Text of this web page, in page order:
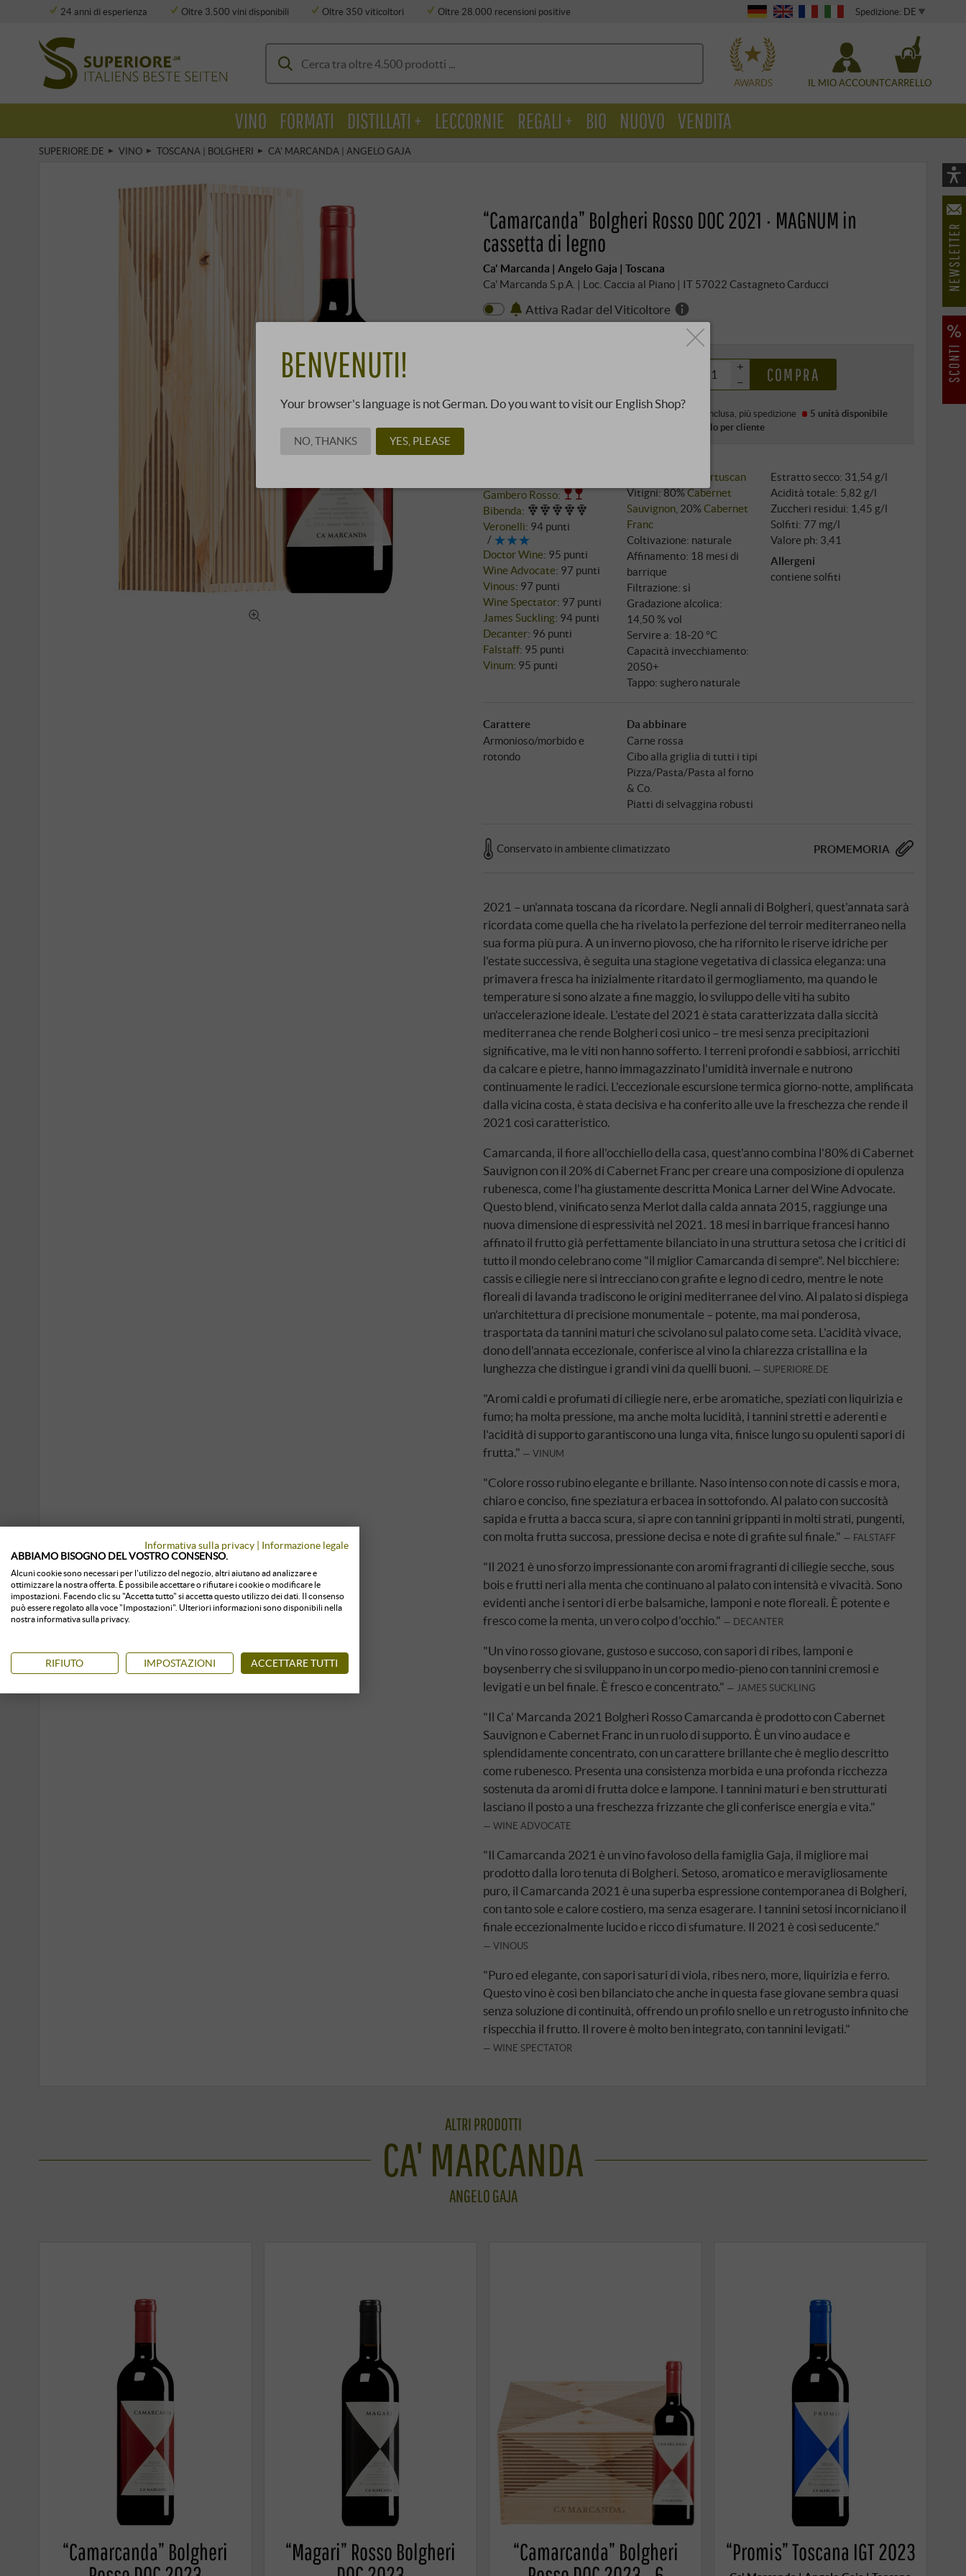
24 anni di esperienza Oltre 3.500 vini disponibili Oltre 350 viticoltori
Oltre 28.000 recensioni positive
WÄHLEN Spedizione: DE
AWARDS IL MIO ACCOUNTCARRELLO
SUPERIORE.DE VINO TOSCANA | BOLGHERI CA' MARCANDA | ANGELO GAJA
“Camarcanda” Bolgheri Rosso DOC 2021 · MAGNUM in
cassetta di legno
Ca' Marcanda | Angelo Gaja | Toscana
Ca' Marcanda S.p.A. | Loc. Caccia al Piano | IT 57022 Castagneto Carducci
Attiva Radar del Viticoltore
+
–
COMPRA
29052821 · 1,5 l · 352,67 €/l· Prezzo (DE) IVA inclusa , più spedizione 5 unità disponibile
Limitato a 1 articolo per cliente
Gambero Rosso:
Bibenda:
Veronelli: 94 punti
Doctor Wine: 95 punti
Wine Advocate: 97 punti
Vinous: 97 punti
Wine Spectator: 97 punti
James Suckling: 94 punti
Decanter: 96 punti
Falstaff: 95 punti
Vinum: 95 punti
Supertuscan
Vitigni: 80%Cabernet
Sauvignon , 20%Cabernet
Franc
Coltivazione: naturale
Affinamento: 18 mesi di
barrique
Filtrazione: sì
Gradazione alcolica:
14,50 % vol
Servire a: 18‑20 °C
Capacità invecchiamento:
2050+
Tappo: sughero naturale
Estratto secco: 31,54 g/l
Acidità totale: 5,82 g/l
Zuccheri residui: 1,45 g/l
Solfiti: 77 mg/l
Valore ph: 3,41
Allergeni
contiene solfiti
Carattere
Armonioso/morbido e
rotondo
Da abbinare
Carne rossa
Cibo alla griglia di tutti i tipi
Pizza/Pasta/Pasta al forno
& Co.
Piatti di selvaggina robusti
Conservato in ambiente climatizzato PROMEMORIA
2021 – un'annata toscana da ricordare. Negli annali di Bolgheri, quest'annata sarà
ricordata come quella che ha rivelato la perfezione del terroir mediterraneo nella
sua forma più pura. A un inverno piovoso, che ha rifornito le riserve idriche per
l'estate successiva, è seguita una stagione vegetativa di classica eleganza: una
primavera fresca ha inizialmente ritardato il germogliamento, ma quando le
temperature si sono alzate a fine maggio, lo sviluppo delle viti ha subito
un'accelerazione ideale. L'estate del 2021 è stata caratterizzata dalla siccità
mediterranea che rende Bolgheri così unico – tre mesi senza precipitazioni
significative, ma le viti non hanno sofferto. I terreni profondi e sabbiosi, arricchiti
da calcare e pietre, hanno immagazzinato l'umidità invernale e nutrono
continuamente le radici. L'eccezionale escursione termica giorno-notte, amplificata
dalla vicina costa, è stata decisiva e ha conferito alle uve la freschezza che rende il
2021 così caratteristico.
Camarcanda, il fiore all'occhiello della casa, quest'anno combina l'80% di Cabernet
Sauvignon con il 20% di Cabernet Franc per creare una composizione di opulenza
rubenesca, come l'ha giustamente descritta Monica Larner del Wine Advocate.
Questo blend, vinificato senza Merlot dalla calda annata 2015, raggiunge una
nuova dimensione di espressività nel 2021. 18 mesi in barrique francesi hanno
affinato il frutto già perfettamente bilanciato in una struttura setosa che i critici di
tutto il mondo celebrano come "il miglior Camarcanda di sempre". Nel bicchiere:
cassis e ciliegie nere si intrecciano con grafite e legno di cedro, mentre le note
floreali di lavanda tradiscono le origini mediterranee del vino. Al palato si dispiega
un'architettura di precisione monumentale – potente, ma mai ponderosa,
trasportata da tannini maturi che scivolano sul palato come seta. L'acidità vivace,
dono dell'annata eccezionale, conferisce al vino la chiarezza cristallina e la
lunghezza che distingue i grandi vini da quelli buoni.
SUPERIORE.DE
"Aromi caldi e profumati di ciliegie nere, erbe aromatiche, speziati con liquirizia e
fumo; ha molta pressione, ma anche molta lucidità, i tannini stretti e aderenti e
l'acidità di supporto garantiscono una lunga vita, finisce lungo su opulenti sapori di
frutta."
VINUM
"Colore rosso rubino elegante e brillante. Naso intenso con note di cassis e mora,
chiaro e conciso, fine speziatura erbacea in sottofondo. Al palato con succosità
sapida e frutta a bacca scura, si apre con tannini grippanti in molti strati, pungenti,
con molta frutta succosa, pressione decisa e note di grafite sul finale."
FALSTAFF
"Il 2021 è uno sforzo impressionante con aromi fragranti di ciliegie secche, sous
bois e frutti neri alla menta che continuano al palato con intensità e vivacità. Sono
evidenti anche i sentori di erbe balsamiche, lamponi e note floreali. È potente e
fresco come la menta, un vero colpo d'occhio."
DECANTER
"Un vino rosso giovane, gustoso e succoso, con sapori di ribes, lamponi e
boysenberry che si sviluppano in un corpo medio-pieno con tannini cremosi e
levigati e un bel finale. È fresco e concentrato."
JAMES SUCKLING
"Il Ca' Marcanda 2021 Bolgheri Rosso Camarcanda è prodotto con Cabernet
Sauvignon e Cabernet Franc in un ruolo di supporto. È un vino audace e
splendidamente concentrato, con un carattere brillante che è meglio descritto
come rubenesco. Presenta una consistenza morbida e una profonda ricchezza
sostenuta da aromi di frutta dolce e lampone. I tannini maturi e ben strutturati
lasciano il posto a una freschezza frizzante che gli conferisce energia e vita."
WINE ADVOCATE
"Il Camarcanda 2021 è un vino favoloso della famiglia Gaja, il migliore mai
prodotto dalla loro tenuta di Bolgheri. Setoso, aromatico e meravigliosamente
puro, il Camarcanda 2021 è una superba espressione contemporanea di Bolgheri,
con tanto sole e calore costiero, ma senza esagerare. I tannini setosi incorniciano il
finale eccezionalmente lucido e ricco di sfumature. Il 2021 è così seducente."
VINOUS
"Puro ed elegante, con sapori saturi di viola, ribes nero, more, liquirizia e ferro.
Questo vino è così ben bilanciato che anche in questa fase giovane sembra quasi
senza soluzione di continuità, offrendo un profilo snello e un retrogusto infinito che
rispecchia il frutto. Il rovere è molto ben integrato, con tannini levigati."
WINE SPECTATOR
ALTRI PRODOTTI
CA' MARCANDA
ANGELO GAJA
“Camarcanda” Bolgheri
“Magari” Rosso Bolgheri
“Camarcanda” Bolgheri
“Promis” Toscana IGT 2023
VINO FORMATI DISTILLATI + LECCORNIE REGALI + BIO NUOVO VENDITA
BENVENUTI!
Your browser's language is not German. Do you want to visit our English Shop?
NO, THANKS YES, PLEASE
Informativa sulla privacy | Informazione legale
ABBIAMO BISOGNO DEL VOSTRO CONSENSO.
Alcuni cookie sono necessari per l'utilizzo del negozio, altri aiutano ad analizzare e
ottimizzare la nostra offerta. È possibile accettare o rifiutare i cookie o modificare le
impostazioni. Facendo clic su "Accetta tutto" si accetta questo utilizzo dei dati. Il consenso
può essere regolato alla voce "Impostazioni". Ulteriori informazioni sono disponibili nella
nostra informativa sulla privacy.
RIFIUTO IMPOSTAZIONI ACCETTARE TUTTI